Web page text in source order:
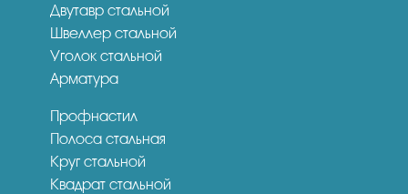
Двутавр стальной
Швеллер стальной
Уголок стальной
Арматура
Профнастил
Полоса стальная
Круг стальной
Квадрат стальной